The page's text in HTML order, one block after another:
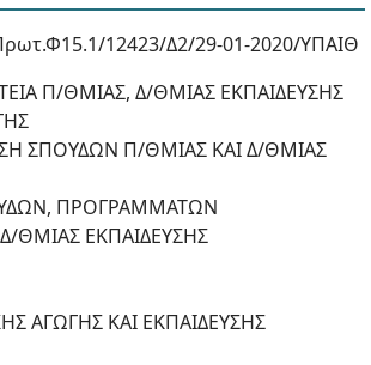
12423/Δ2/29-01-2020/ΥΠΑΙΘ
Π/ΘΜΙΑΣ, Δ/ΘΜΙΑΣ ΕΚΠΑΙΔΕΥΣΗΣ
ΣΠΟΥΔΩΝ Π/ΘΜΙΑΣ ΚΑΙ Δ/ΘΜΙΑΣ
ΠΡΟΓΡΑΜΜΑΤΩΝ
ΘΜΙΑΣ ΕΚΠΑΙΔΕΥΣΗΣ
ΑΓΩΓΗΣ ΚΑΙ ΕΚΠΑΙΔΕΥΣΗΣ